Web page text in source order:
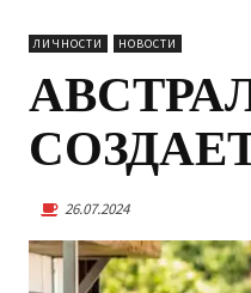
ЛИЧНОСТИ НОВОСТИ
26.07.2024